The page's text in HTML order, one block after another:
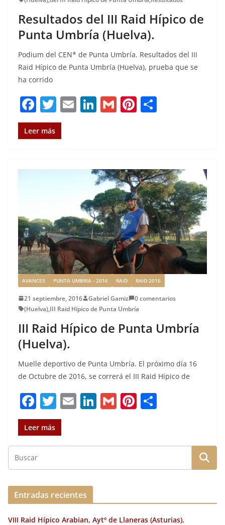
Resultados del III Raid Hípico de
Punta Umbría (Huelva).
Podium del CEN* de Punta Umbría. Resultados del III
Raid Hípico de Punta Umbría (Huelva), prueba que se
ha corrido
F
a
c
b
k
T
w
it
r
E Li
dI
n
G Pi
st a
rt
ir
Leer más
AVANCES PUNTA UMBRIA - 2016 RAID RAID 2016
21 septiembre, 2016 Gabriel Gamiz
0 comentarios
(Huelva),III Raid Hípico de Punta Umbría
III Raid Hípico de Punta Umbría
(Huelva).
Muelle deportivo de Punta Umbría. El próximo día 16
de Octubre de 2016, se correrá el III Raid Hípico de
F
a
c
e
b
o
o
k
T
w
it
te
r
E
l
Li
e
dI
G
l
Pi
re
st
p
a
ir
Leer más
Entradas recientes
VIII Raid Hípico Arabian, Aytº de Llaneras (Asturias).